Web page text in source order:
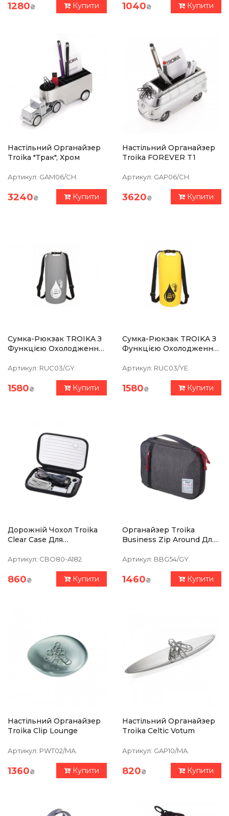
1280₴ Купити 1040₴ Купити
Настільний Органайзер
Troika "Трак", Хром
Артикул: GAM06/CH.
3240₴ Купити
Настільний Органайзер
Troika FOREVER T1
Артикул: GAP06/CH.
3620₴ Купити
Сумка-Рюкзак TROIKA З
Функцією Охолодження,
Артикул: RUC03/GY.
1580₴ Купити
Сумка-Рюкзак TROIKA З
Функцією Охолодження,
Артикул: RUC03/YE.
1580₴ Купити
Дорожній Чохол Troika
Clear Case Для
Артикул: CBO80-A182.
860₴ Купити
Органайзер Troika
Business Zip Around Для
Артикул: BBG54/GY.
1460₴ Купити
Настільний Органайзер
Troika Clip Lounge
Артикул: PWT02/MA.
1360₴ Купити
Настільний Органайзер
Troika Celtic Votum
Артикул: GAP10/MA.
820₴ Купити